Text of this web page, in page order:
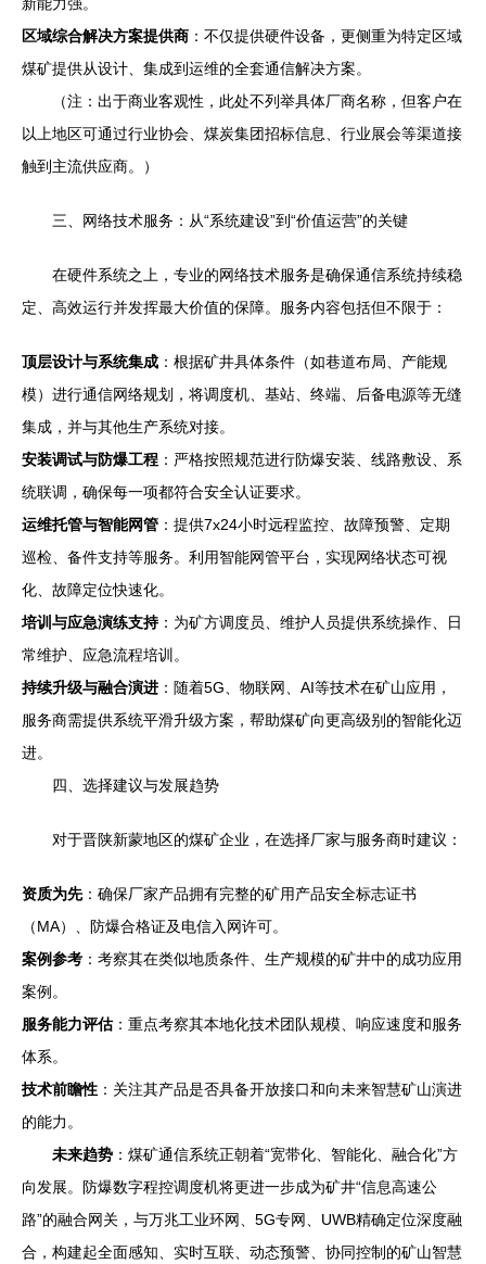
区域综合解决方案提供商 ：不仅提供硬件设备，更侧重为特定区域
煤矿提供从设计、集成到运维的全套通信解决方案。
（注：出于商业客观性，此处不列举具体厂商名称，但客户在
以上地区可通过行业协会、煤炭集团招标信息、行业展会等渠道接
触到主流供应商。）
三、网络技术服务：从“系统建设”到“价值运营”的关键
在硬件系统之上，专业的网络技术服务是确保通信系统持续稳
定、高效运行并发挥最大价值的保障。服务内容包括但不限于：
顶层设计与系统集成 ：根据矿井具体条件（如巷道布局、产能规
模）进行通信网络规划，将调度机、基站、终端、后备电源等无缝
集成，并与其他生产系统对接。
安装调试与防爆工程 ：严格按照规范进行防爆安装、线路敷设、系
统联调，确保每一项都符合安全认证要求。
运维托管与智能网管 ：提供7x24小时远程监控、故障预警、定期
巡检、备件支持等服务。利用智能网管平台，实现网络状态可视
化、故障定位快速化。
培训与应急演练支持：为矿方调度员、维护人员提供系统操作、日
常维护、应急流程培训。
持续升级与融合演进 ：随着5G、物联网、AI等技术在矿山应用，
服务商需提供系统平滑升级方案，帮助煤矿向更高级别的智能化迈
进。
四、选择建议与发展趋势
对于晋陕新蒙地区的煤矿企业，在选择厂家与服务商时建议：
资质为先：确保厂家产品拥有完整的矿用产品安全标志证书
（MA）、防爆合格证及电信入网许可。
案例参考 ：考察其在类似地质条件、生产规模的矿井中的成功应用
案例。
服务能力评估：重点考察其本地化技术团队规模、响应速度和服务
体系。
技术前瞻性 ：关注其产品是否具备开放接口和向未来智慧矿山演进
的能力。
未来趋势 ：煤矿通信系统正朝着“宽带化、智能化、融合化”方
向发展。防爆数字程控调度机将更进一步成为矿井“信息高速公
路”的融合网关，与万兆工业环网、5G专网、UWB精确定位深度融
合，构建起全面感知、实时互联、动态预警、协同控制的矿山智慧